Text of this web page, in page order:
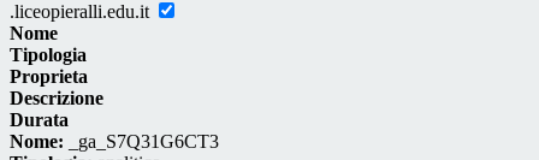
.liceopieralli.edu.it
Nome
Tipologia
Proprieta
Descrizione
Durata
Nome: _ga_S7Q31G6CT3